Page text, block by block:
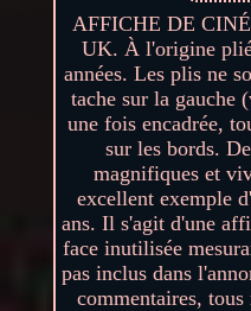
AFFICHE DE
UK. À l'origine
années. Les plis ne
tache sur la gauche
une fois encadrée,
sur les bords.
magnifiques et
excellent exemple
ans. Il s'agit d'une
face inutilisée
pas inclus dans
commentaires,